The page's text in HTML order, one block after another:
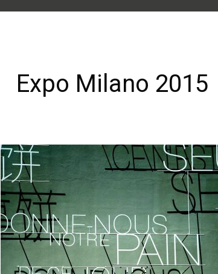
Expo Milano 2015